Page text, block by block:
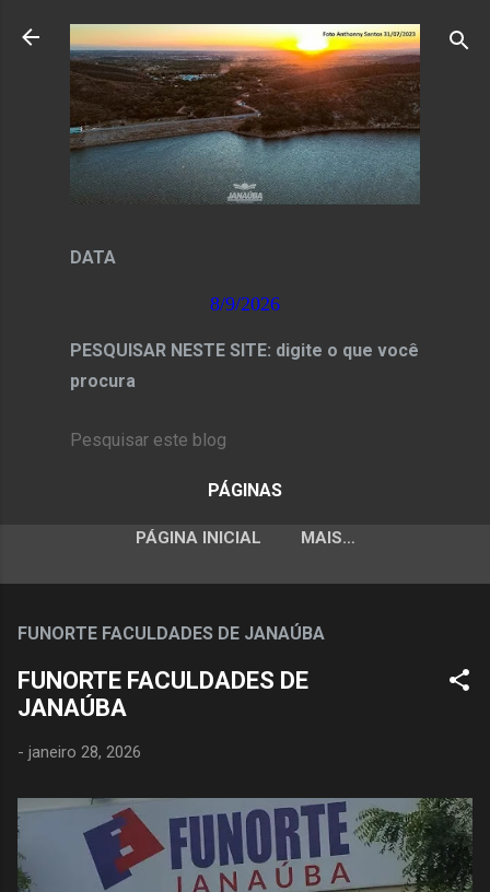
Pular para o conteúdo principal
DATA
8/9/2026
PESQUISAR NESTE SITE: digite o que você
procura
PÁGINAS
PÁGINA INICIAL MAIS…
FUNORTE FACULDADES DE JANAÚBA
FUNORTE FACULDADES DE
JANAÚBA
- janeiro 28, 2026